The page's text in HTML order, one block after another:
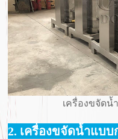
เครื่องขจัดน้
2. เครื่องขจัดน้ำแบ